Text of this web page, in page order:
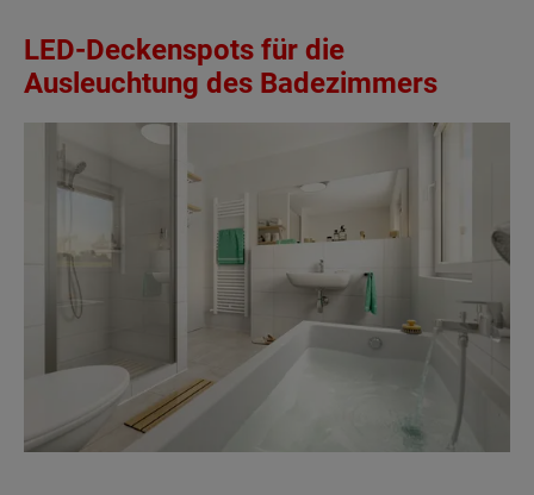
LED-Deckenspots für die
Ausleuchtung des Badezimmers